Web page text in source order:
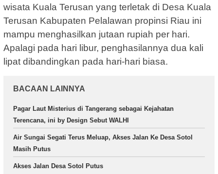
wisata Kuala Terusan yang terletak di Desa Kuala
Terusan Kabupaten Pelalawan propinsi Riau ini
mampu menghasilkan jutaan rupiah per hari.
Apalagi pada hari libur, penghasilannya dua kali
lipat dibandingkan pada hari-hari biasa.
BACAAN LAINNYA
Pagar Laut Misterius di Tangerang sebagai Kejahatan
Terencana, ini by Design Sebut WALHI
Air Sungai Segati Terus Meluap, Akses Jalan Ke Desa Sotol
Masih Putus
Akses Jalan Desa Sotol Putus